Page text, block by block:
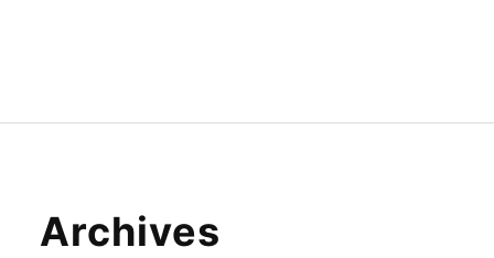
Archives